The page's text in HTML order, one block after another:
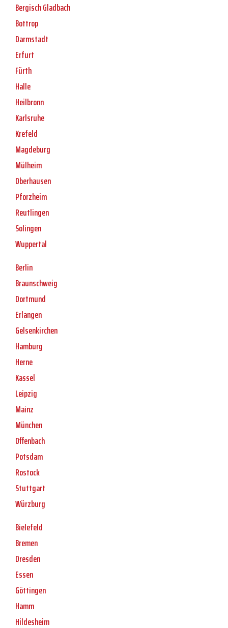
Bergisch Gladbach
Bottrop
Darmstadt
Erfurt
Fürth
Halle
Heilbronn
Karlsruhe
Krefeld
Magdeburg
Mülheim
Oberhausen
Pforzheim
Reutlingen
Solingen
Wuppertal
Berlin
Braunschweig
Dortmund
Erlangen
Gelsenkirchen
Hamburg
Herne
Kassel
Leipzig
Mainz
München
Offenbach
Potsdam
Rostock
Stuttgart
Würzburg
Bielefeld
Bremen
Dresden
Essen
Göttingen
Hamm
Hildesheim